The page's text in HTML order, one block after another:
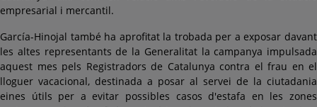
empresarial i mercantil.
García-Hinojal també ha aprofitat la trobada per a exposar davant
les altes representants de la Generalitat la campanya impulsada
aquest mes pels Registradors de Catalunya contra el frau en el
lloguer vacacional, destinada a posar al servei de la ciutadania
eines útils per a evitar possibles casos d'estafa en les zones